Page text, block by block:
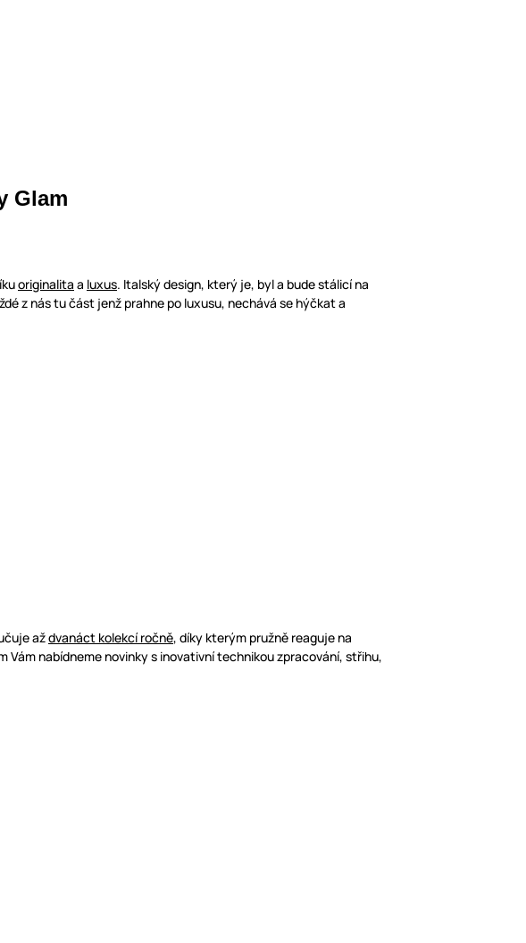
Glam
originalita a luxus. Italský design, který je, byl a bude stálicí na
z nás tu část jenž prahne po luxusu, nechává se hýčkat a
aždvanáct kolekcí ročně, díky kterým pružně reaguje na
nabídneme novinky s inovativní technikou zpracování, střihu,